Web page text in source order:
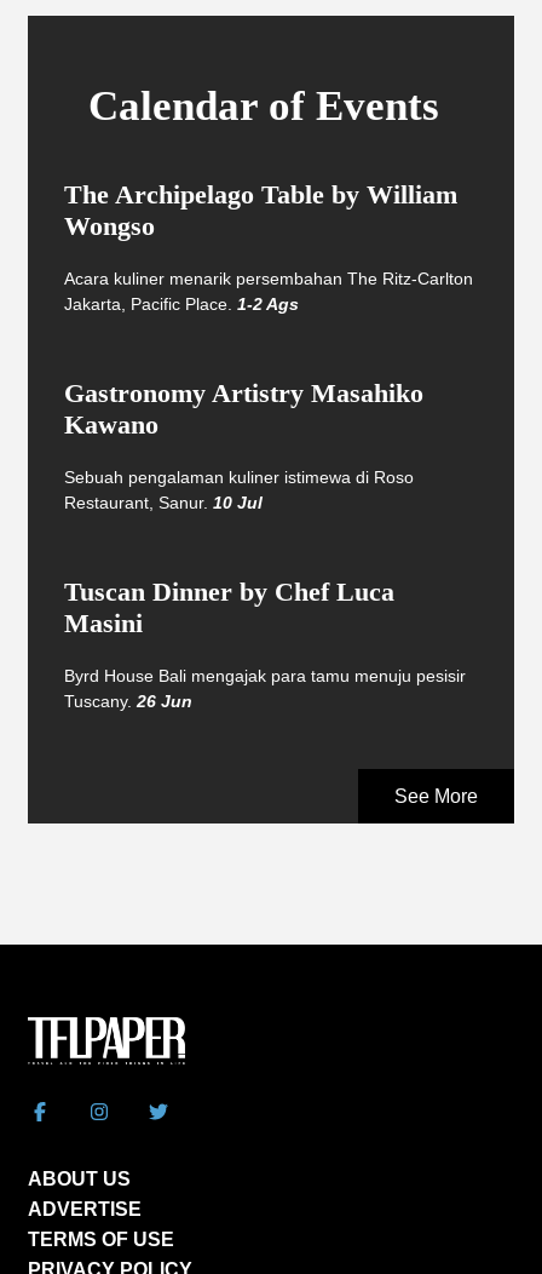
Calendar of Events
The Archipelago Table by William
Wongso
Acara kuliner menarik persembahan The Ritz-Carlton
Jakarta, Pacific Place. 1-2 Ags
Gastronomy Artistry Masahiko
Kawano
Sebuah pengalaman kuliner istimewa di Roso
Restaurant, Sanur. 10 Jul
Tuscan Dinner by Chef Luca
Masini
Byrd House Bali mengajak para tamu menuju pesisir
Tuscany. 26 Jun
See More
ABOUT US
ADVERTISE
TERMS OF USE
PRIVACY POLICY